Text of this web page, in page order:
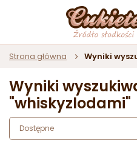
Strona główna Wyniki
Wyniki
"whiskyzlodami"
Dostępne